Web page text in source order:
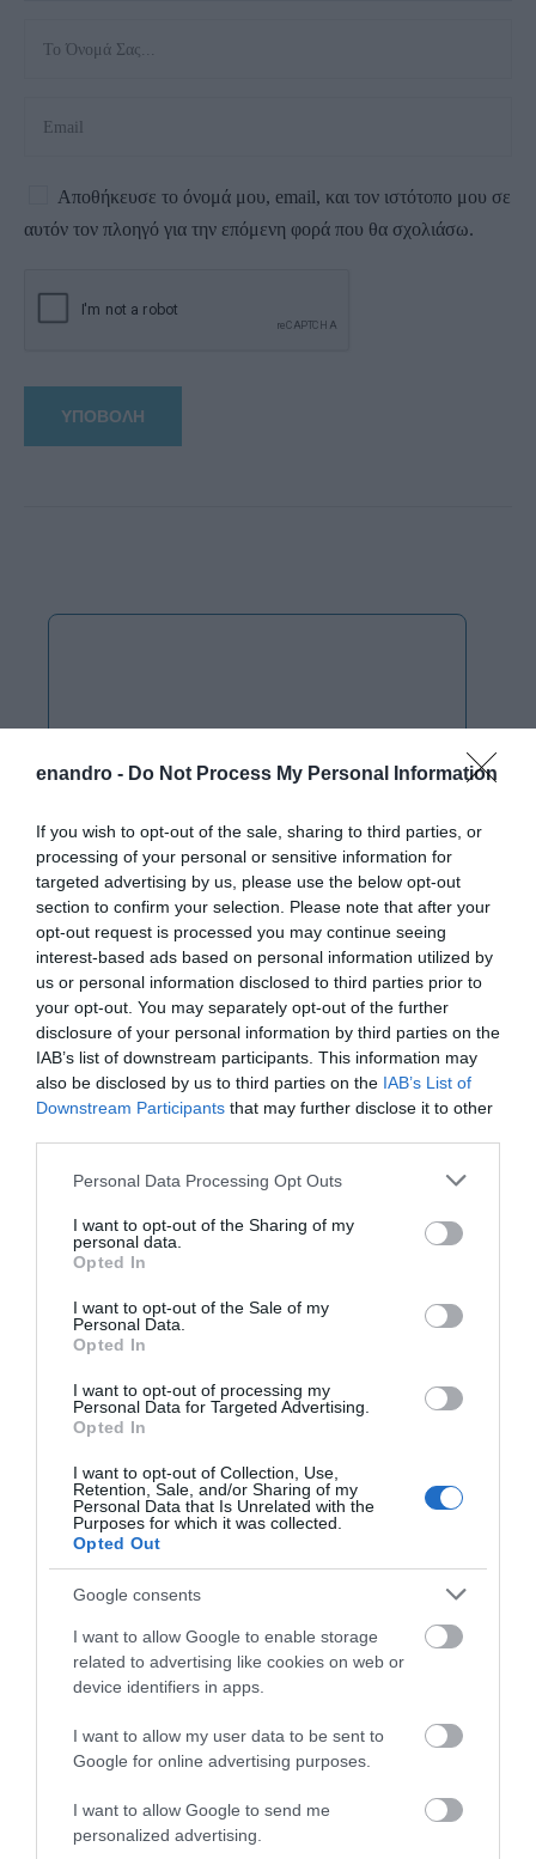
enandro - Do Not Process My Personal Information
If you wish to opt-out of the sale, sharing to third parties, or
processing of your personal or sensitive information for
targeted advertising by us, please use the below opt-out
section to confirm your selection. Please note that after your
opt-out request is processed you may continue seeing
interest-based ads based on personal information utilized by
us or personal information disclosed to third parties prior to
your opt-out. You may separately opt-out of the further
disclosure of your personal information by third parties on the
IAB’s list of downstream participants. This information may
also be disclosed by us to third parties on the IAB’s List of
Downstream Participants that may further disclose it to other
Please note that this website/app uses one or more Google
not limited to your visit or usage behaviour. You may click to
grant or deny consent to Google and its third-party tags to
use your data for below specified purposes in below Google
consent section.
Personal Data Processing Opt Outs
I want to opt-out of the Sharing of my
personal data.
Opted In
I want to opt-out of the Sale of my
Personal Data.
Opted In
I want to opt-out of processing my
Personal Data for Targeted Advertising.
Opted In
I want to opt-out of Collection, Use,
Retention, Sale, and/or Sharing of my
Personal Data that Is Unrelated with the
Purposes for which it was collected.
Opted Out
Google consents
I want to allow Google to enable storage
related to advertising like cookies on web or
device identifiers in apps.
I want to allow my user data to be sent to
Google for online advertising purposes.
I want to allow Google to send me
personalized advertising.
Αποθήκευσε το όνομά μου, email, και τον ιστότοπο μου σε
αυτόν τον πλοηγό για την επόμενη φορά που θα σχολιάσω.
Προτεινόμενα άρθρα